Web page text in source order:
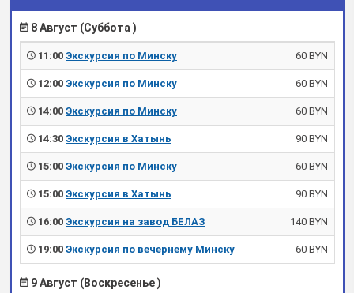
8 Август (Суббота )
11:00 Экскурсия по Минску 60 BYN
12:00 Экскурсия по Минску 60 BYN
14:00 Экскурсия по Минску 60 BYN
14:30 Экскурсия в Хатынь 90 BYN
15:00 Экскурсия по Минску 60 BYN
15:00 Экскурсия в Хатынь 90 BYN
16:00 Экскурсия на завод БЕЛАЗ 140 BYN
19:00 Экскурсия по вечернему Минску 60 BYN
9 Август (Воскресенье )